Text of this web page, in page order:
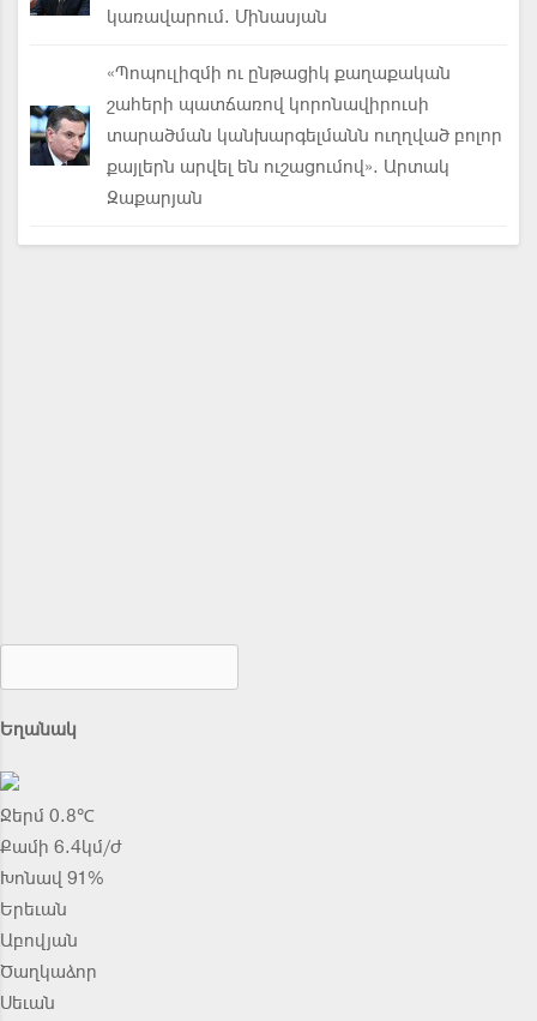
կառավարում. Մինասյան
«Պոպուլիզմի ու ընթացիկ քաղաքական
շահերի պատճառով կորոնավիրուսի
տարածման կանխարգելմանն ուղղված բոլոր
քայլերն արվել են ուշացումով». Արտակ
Զաքարյան
Եղանակ
Ջերմ 0.8℃
Քամի 6.4կմ/ժ
Խոնավ 91%
Երեւան
Աբովյան
Ծաղկաձոր
Սեւան